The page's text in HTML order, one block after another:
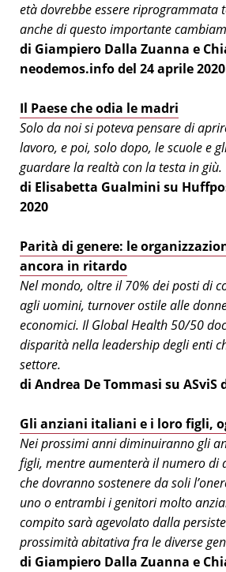
età dovrebbe essere riprogrammata
anche di questo importante
di Giampiero Dalla Zuanna e
neodemos.info del 24 aprile 2020
Il Paese che odia le madri
Solo da noi si poteva pensare di
lavoro, e poi, solo dopo, le scuole e
guardare la realtà con la testa in giù.
di Elisabetta Gualmini su
2020
Parità di genere: le
ancora in ritardo
Nel mondo, oltre il 70% dei posti di
agli uomini, turnover ostile alle
economici. Il Global Health 50/50
disparità nella leadership degli enti
settore.
di Andrea De Tommasi su ASviS
Gli anziani italiani e i loro figli,
Nei prossimi anni diminuiranno gli
figli, mentre aumenterà il numero di
che dovranno sostenere da soli
uno o entrambi i genitori molto
compito sarà agevolato dalla
prossimità abitativa fra le diverse
di Giampiero Dalla Zuanna e